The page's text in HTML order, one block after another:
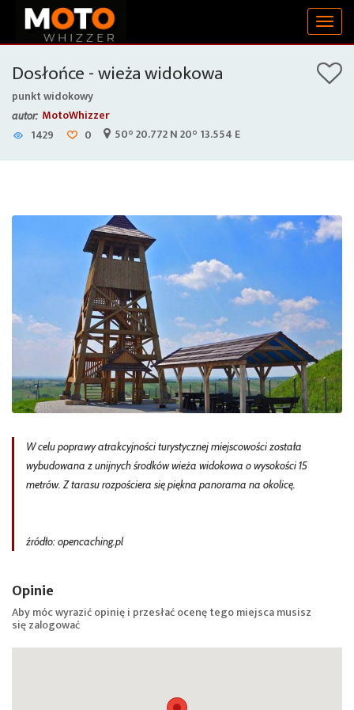
Dosłońce - wieża widokowa
punkt widokowy
autor: MotoWhizzer
1429
0 50° 20.772 N 20° 13.554 E
W celu poprawy atrakcyjności turystycznej miejscowości została
wybudowana z unijnych środków wieża widokowa o wysokości 15
metrów. Z tarasu rozpościera się piękna panorama na okolicę.
źródło: opencaching.pl
Opinie
Aby móc wyrazić opinię i przesłać ocenę tego miejsca musisz
sięzalogować